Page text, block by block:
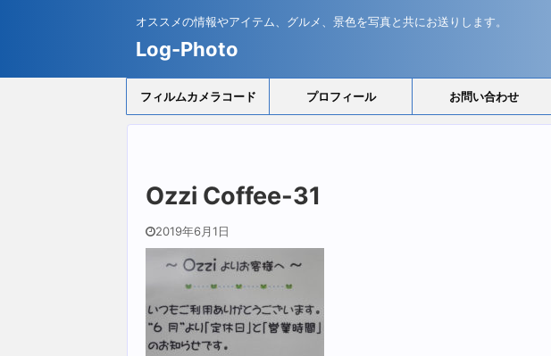
オススメの情報やアイテム、グルメ、景色を写真と共にお送りします。
Log-Photo
フィルムカメラコード プロフィール お問い合わせ
Ozzi Coffee-31
2019年6月1日